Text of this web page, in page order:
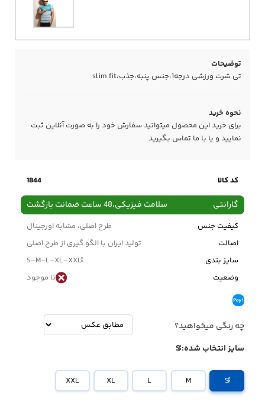
توضیحات
تی شرت ورزشی درجه1،جنس پنبه،جذب،slim fit
نحوه خرید
برای خرید این محصول میتوانید سفارش خود را به صورت آنلاین ثبت
نمایید و یا با ما تماس بگیرید
کد کالا 1844
گارانتی سلامت فیزیکی،48 ساعت ضمانت بازگشت
کیفیت جنس
طرح اصلی، مشابه اورجینال
اصالت
تولید ایران با الگو گیری از طرح اصلی
سایز بندی
وضعیت
نا موجود
چه رنگی میخواهید؟
سایز انتخاب شده:
ُُS M
L
XL
XXL